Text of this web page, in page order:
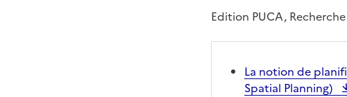
Edition PUCA,
La notion de
Spatial Planning)